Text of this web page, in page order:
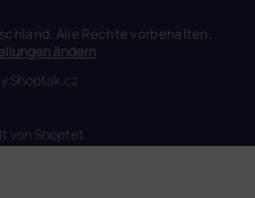
von Shoptet
. Alle Rechte vorbehalten.
ändern
Shoptak.cz